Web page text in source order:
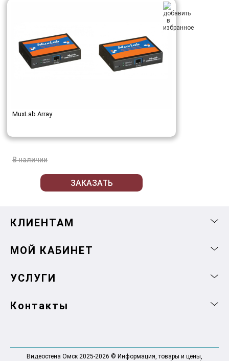
MuxLab Array
В наличии
ЗАКАЗАТЬ
КЛИЕНТАМ
МОЙ КАБИНЕТ
УСЛУГИ
Контакты
Видеостена Омск 2025-2026 © Информация, товары и цены,